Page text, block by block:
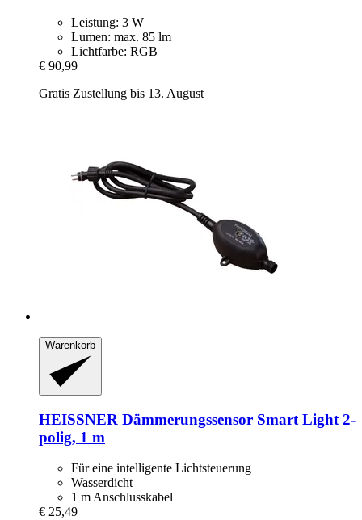
Leistung: 3 W
Lumen: max. 85 lm
Lichtfarbe: RGB
€ 90,99
Gratis Zustellung bis 13. August
Warenkorb
HEISSNER Dämmerungssensor Smart Light 2-​
polig, 1 m
Für eine intelligente Lichtsteuerung
Wasserdicht
1 m Anschlusskabel
€ 25,49